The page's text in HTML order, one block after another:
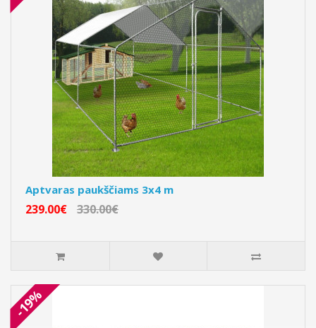
Aptvaras paukščiams 3x4 m
239.00€ 330.00€
-19%